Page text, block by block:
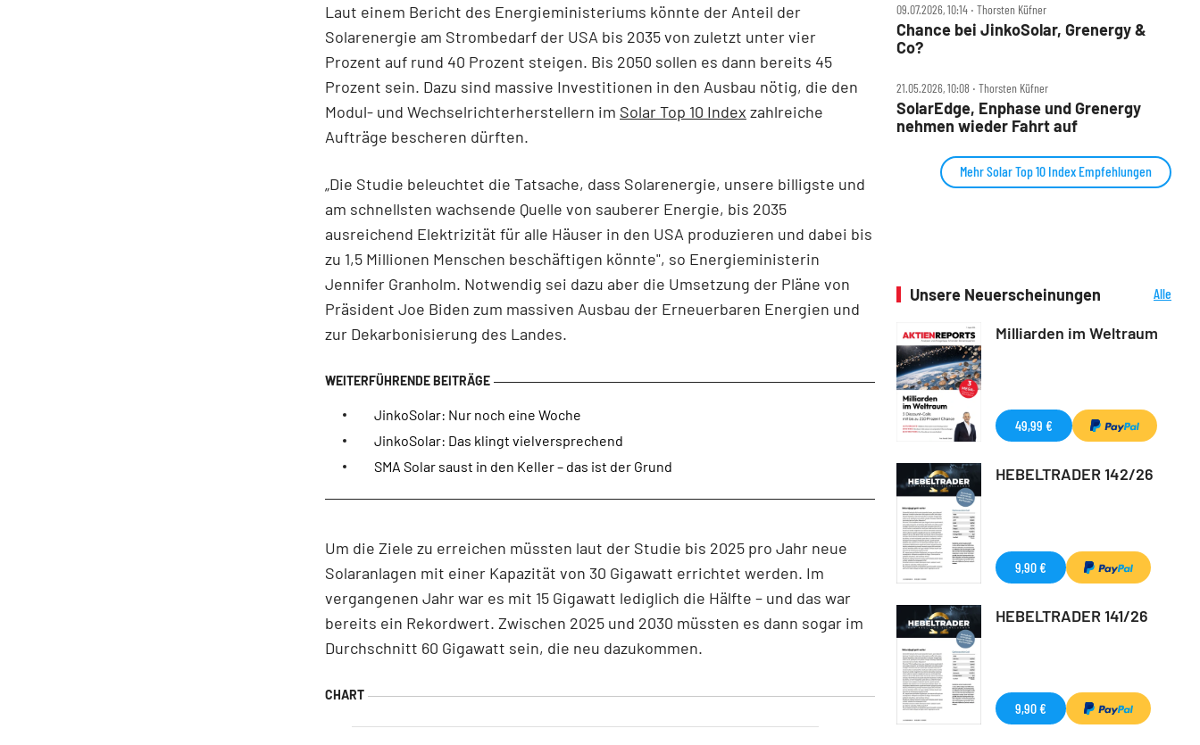
Laut einem Bericht des Energieministeriums könnte der Anteil der
Solarenergie am Strombedarf der USA bis 2035 von zuletzt unter vier
Prozent auf rund 40 Prozent steigen. Bis 2050 sollen es dann bereits 45
Prozent sein. Dazu sind massive Investitionen in den Ausbau nötig, die den
Modul- und Wechselrichterherstellern im Solar Top 10 Index zahlreiche
Aufträge bescheren dürften.
„Die Studie beleuchtet die Tatsache, dass Solarenergie, unsere billigste und
am schnellsten wachsende Quelle von sauberer Energie, bis 2035
ausreichend Elektrizität für alle Häuser in den USA produzieren und dabei bis
zu 1,5 Millionen Menschen beschäftigen könnte", so Energieministerin
Jennifer Granholm. Notwendig sei dazu aber die Umsetzung der Pläne von
Präsident Joe Biden zum massiven Ausbau der Erneuerbaren Energien und
zur Dekarbonisierung des Landes.
JinkoSolar: Nur noch eine Woche
JinkoSolar: Das klingt vielversprechend
SMA Solar saust in den Keller – das ist der Grund
Um die Ziele zu erreichen müssten laut der Studie bis 2025 pro Jahr neue
Solaranlagen mit einer Kapazität von 30 Gigawatt errichtet werden. Im
vergangenen Jahr war es mit 15 Gigawatt lediglich die Hälfte – und das war
bereits ein Rekordwert. Zwischen 2025 und 2030 müssten es dann sogar im
Durchschnitt 60 Gigawatt sein, die neu dazukommen.
09.07.2026, 10:14 ‧ Thorsten Küfner
Chance bei JinkoSolar, Grenergy &
Co?
21.05.2026, 10:08 ‧ Thorsten Küfner
SolarEdge, Enphase und Grenergy
nehmen wieder Fahrt auf
Mehr Solar Top 10 Index Empfehlungen
Unsere Neuerscheinungen
Alle
Milliarden im Weltraum
49,99 €
HEBELTRADER 142/26
9,90 €
HEBELTRADER 141/26
9,90 €